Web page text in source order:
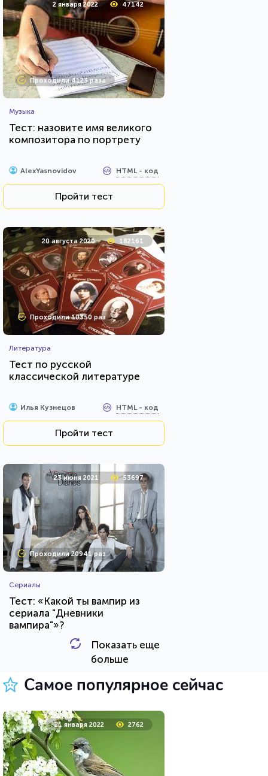
2 января 2022 47142
Проходили 4123 раза
Музыка
Тест: назовите имя великого
композитора по портрету
AlexYasnovidov HTML - код
Пройти тест
20 августа 2020 182161
Проходили 10350 раз
Литература
Тест по русской
классической литературе
Илья Кузнецов HTML - код
Пройти тест
23 июня 2021 53697
Проходили 20941 раз
Сериалы
Тест: «Какой ты вампир из
сериала "Дневники
вампира"»?
HTML - код
8 мая 2021
Показать еще
больше
Самое популярное сейчас
21 января 2022 2762